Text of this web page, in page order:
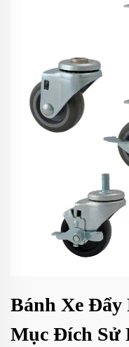
Bánh Xe Đẩy
Mục Đích Sử